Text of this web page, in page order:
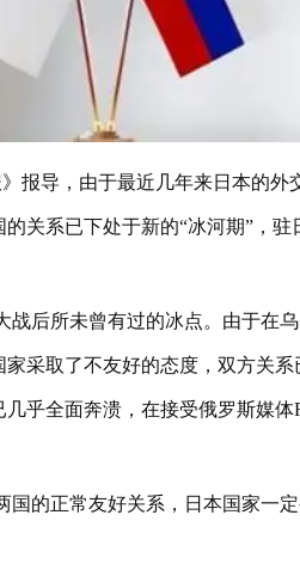
报导，由于最近几年来日本的
关系已下处于新的“冰河期”，
战后所未曾有过的冰点。由于在
采取了不友好的态度，双方关系
乎全面奔溃，在接受俄罗斯媒
国的正常友好关系，日本国家一